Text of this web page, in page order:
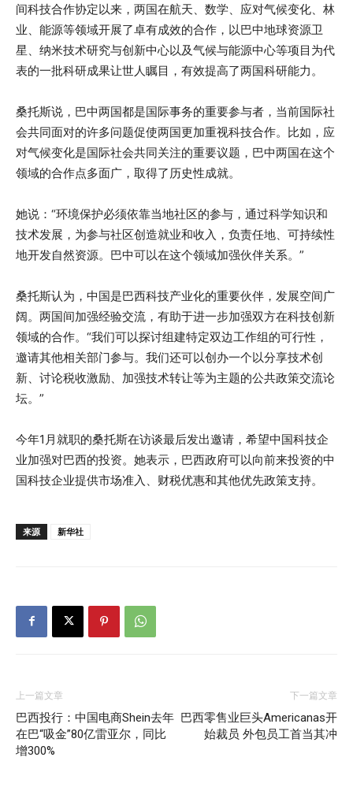
间科技合作协定以来，两国在航天、数学、应对气候变化、林
业、能源等领域开展了卓有成效的合作，以巴中地球资源卫
星、纳米技术研究与创新中心以及气候与能源中心等项目为代
表的一批科研成果让世人瞩目，有效提高了两国科研能力。
桑托斯说，巴中两国都是国际事务的重要参与者，当前国际社
会共同面对的许多问题促使两国更加重视科技合作。比如，应
对气候变化是国际社会共同关注的重要议题，巴中两国在这个
领域的合作点多面广，取得了历史性成就。
她说：“环境保护必须依靠当地社区的参与，通过科学知识和
技术发展，为参与社区创造就业和收入，负责任地、可持续性
地开发自然资源。巴中可以在这个领域加强伙伴关系。”
桑托斯认为，中国是巴西科技产业化的重要伙伴，发展空间广
阔。两国间加强经验交流，有助于进一步加强双方在科技创新
领域的合作。“我们可以探讨组建特定双边工作组的可行性，
邀请其他相关部门参与。我们还可以创办一个以分享技术创
新、讨论税收激励、加强技术转让等为主题的公共政策交流论
坛。”
今年1月就职的桑托斯在访谈最后发出邀请，希望中国科技企
业加强对巴西的投资。她表示，巴西政府可以向前来投资的中
国科技企业提供市场准入、财税优惠和其他优先政策支持。
来源 新华社
上一篇文章
巴西投行：中国电商Shein去年
在巴“吸金”80亿雷亚尔，同比
增300%
下一篇文章
巴西零售业巨头Americanas开
始裁员 外包员工首当其冲